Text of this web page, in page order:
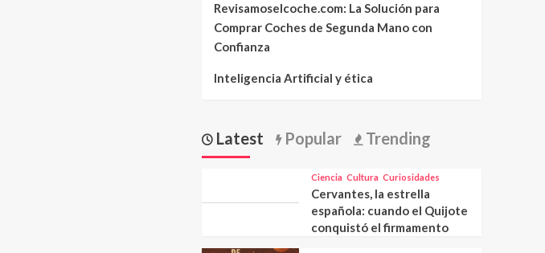
Revisamoselcoche.com: La Solución para
Comprar Coches de Segunda Mano con
Confianza
Inteligencia Artificial y ética
Latest Popular Trending
Ciencia Cultura Curiosidades
Cervantes, la estrella
española: cuando el Quijote
conquistó el firmamento